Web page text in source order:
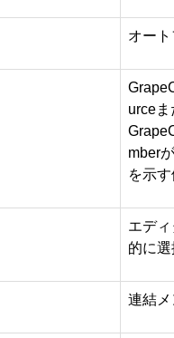
オー
urce
mber
を示
エデ
的に
連結メ